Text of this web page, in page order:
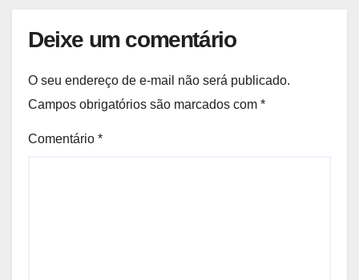
Deixe um comentário
O seu endereço de e-mail não será publicado.
Campos obrigatórios são marcados com *
Comentário *